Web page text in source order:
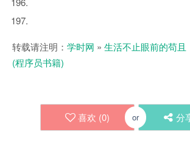
转载请注明： 学时网 » 生活不止眼前的苟且
(程序员书籍)
喜欢 (0) or 分